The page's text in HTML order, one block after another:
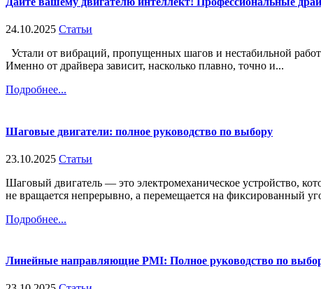
24.10.2025 Статьи
Устали от вибраций, пропущенных шагов и нестабильной
Именно от драйвера зависит, насколько плавно, точно и...
Подробнее...
Шаговые двигатели: полное руководство по выбору
23.10.2025 Статьи
Шаговый двигатель — это электромеханическое устройство,
не вращается непрерывно, а перемещается на фиксированный
Подробнее...
Линейные направляющие PMI: Полное руководство по